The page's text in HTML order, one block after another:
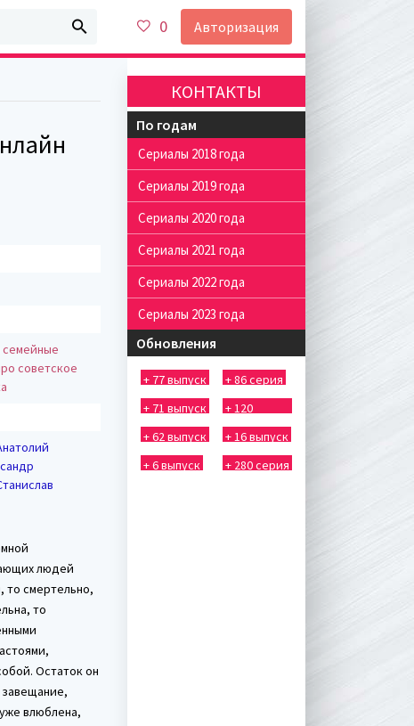
0 Авторизация
советское
людей
то смертельно,
то
Остаток он
влюблена,
КОНТАКТЫ
По годам
Сериалы 2018 года
Сериалы 2019 года
Сериалы 2020 года
Сериалы 2021 года
Сериалы 2022 года
Сериалы 2023 года
Обновления
+ 77 выпуск
+ 86 серия
+ 71 выпуск
+ 120
выпуск
+ 62 выпуск
+ 16 выпуск
+ 6 выпуск
+ 280 серия